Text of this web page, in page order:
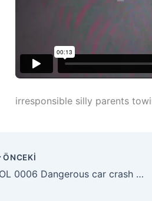
irresponsible silly parents
ÖNCEKI
POL 0006 Dangerous car crash with the police car chase